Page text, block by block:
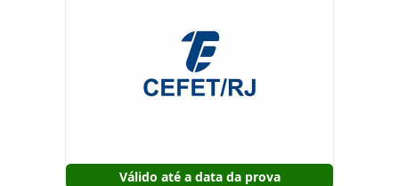
Válido até a data da prova